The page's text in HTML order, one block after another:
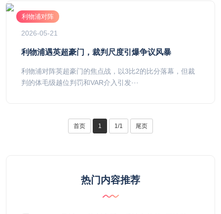
利物浦对阵
2026-05-21
利物浦遇英超豪门，裁判尺度引爆争议风暴
利物浦对阵英超豪门的焦点战，以3比2的比分落幕，但裁
判的体毛级越位判罚和VAR介入引发···
首页 1 1/1 尾页
热门内容推荐